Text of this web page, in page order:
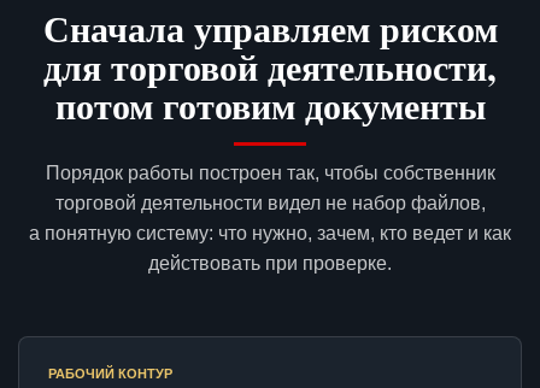
Сначала управляем риском
для торговой деятельности,
потом готовим документы
Порядок работы построен так, чтобы собственник
торговой деятельности видел не набор файлов,
а понятную систему: что нужно, зачем, кто ведет и как
действовать при проверке.
РАБОЧИЙ КОНТУР